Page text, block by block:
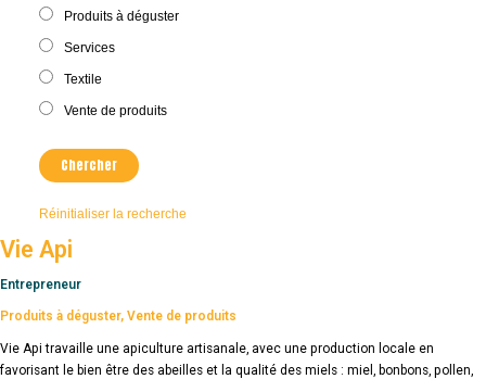
Produits à déguster
Services
Textile
Vente de produits
Réinitialiser la recherche
Vie Api
Entrepreneur
Produits à déguster, Vente de produits
Vie Api travaille une apiculture artisanale, avec une production locale en
favorisant le bien être des abeilles et la qualité des miels : miel, bonbons, pollen,